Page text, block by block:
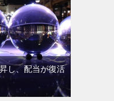
し、配当が復活